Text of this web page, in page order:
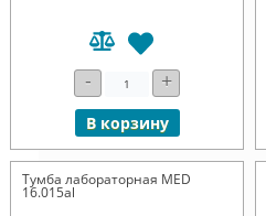
- +
В корзину
Тумба лабораторная MED
16.015al